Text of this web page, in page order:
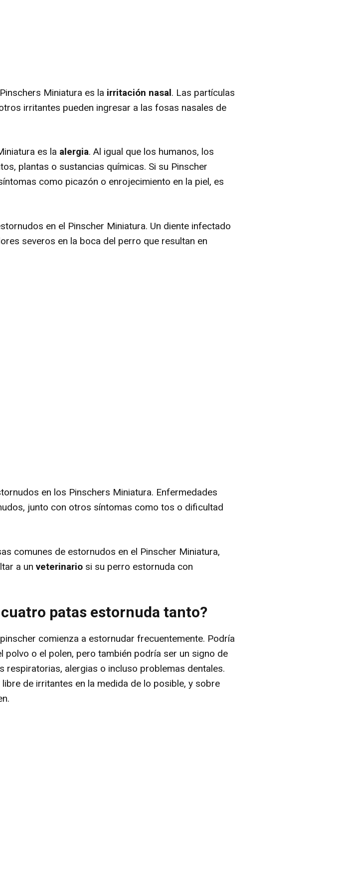
Miniatura es la irritación nasal. Las partículas
irritantes pueden ingresar a las fosas nasales de
es la alergia. Al igual que los humanos, los
plantas o sustancias químicas. Si su Pinscher
como picazón o enrojecimiento en la piel, es
en el Pinscher Miniatura. Un diente infectado
severos en la boca del perro que resultan en
en los Pinschers Miniatura. Enfermedades
junto con otros síntomas como tos o dificultad
comunes de estornudos en el Pinscher Miniatura,
a un veterinario si su perro estornuda con
patas estornuda tanto?
comienza a estornudar frecuentemente. Podría
o el polen, pero también podría ser un signo de
respiratorias, alergias o incluso problemas dentales.
de irritantes en la medida de lo posible, y sobre